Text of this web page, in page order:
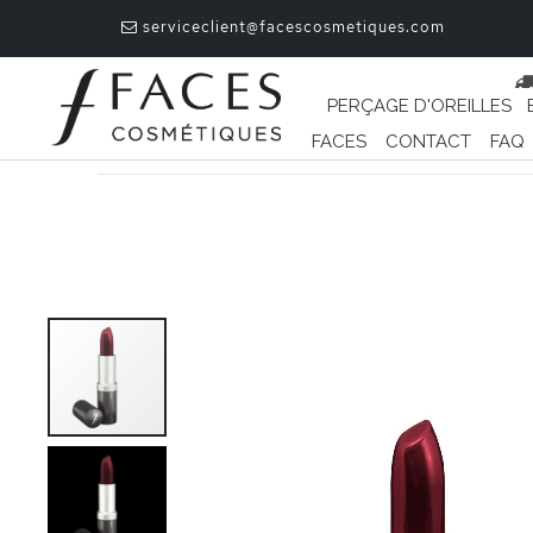
serviceclient@facescosmetiques.com
PERÇAGE D'OREILLES
FACES
CONTACT FAQ
de
galerie